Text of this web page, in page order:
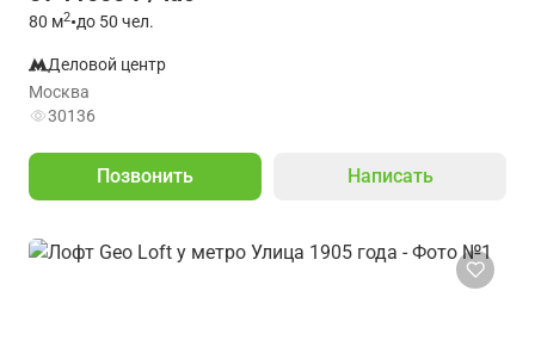
80 м2•до 50 чел.
Деловой центр
Москва
30136
Позвонить Написать